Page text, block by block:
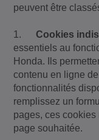
peuvent être
1.Cookies
essentiels au
Honda. Ils
contenu en ligne
fonctionnalités
remplissez un
pages, ces
page souhaitée.